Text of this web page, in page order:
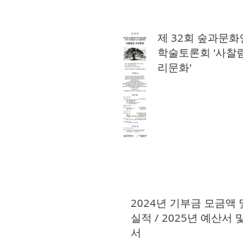
제 32회 숲과문화
학술토론회 '사찰
리문화'
2024년 기부금 모금액
실적 / 2025년 예산서
서